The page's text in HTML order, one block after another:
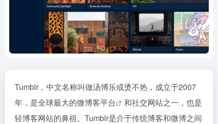
Tumblr，中文名称叫做汤博乐或烫不热，成立于2007
年，是全球最大的微博客平台
和社交网站之一，也是
轻博客网站的鼻祖。Tumblr是介于传统博客和微博之间